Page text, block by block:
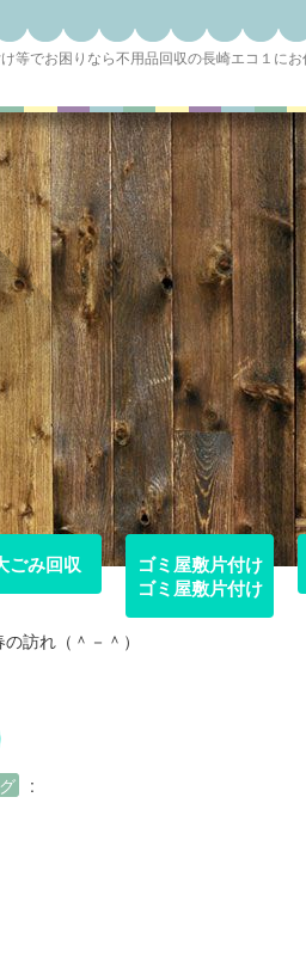
でお困りなら不用品回収の長崎エコ１に
ごみ回収
ごみ回収
ゴミ屋敷片付け
ゴミ屋敷片付け
の訪れ（＾－＾）
: